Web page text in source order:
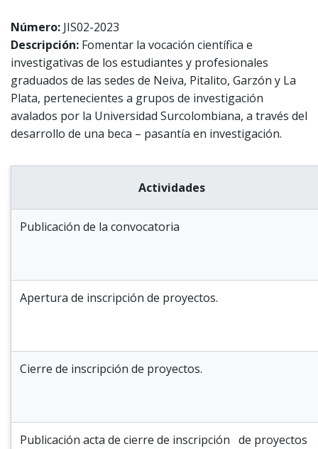
Número: JIS02-2023
Descripción: Fomentar la vocación científica e
investigativas de los estudiantes y profesionales
graduados de las sedes de Neiva, Pitalito, Garzón y La
Plata, pertenecientes a grupos de investigación
avalados por la Universidad Surcolombiana, a través del
desarrollo de una beca – pasantía en investigación.
Actividades
Publicación de la convocatoria
Apertura de inscripción de proyectos.
Cierre de inscripción de proyectos.
Publicación acta de cierre de inscripción de proyectos